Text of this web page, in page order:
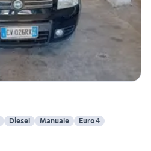
Diesel Manuale Euro 4